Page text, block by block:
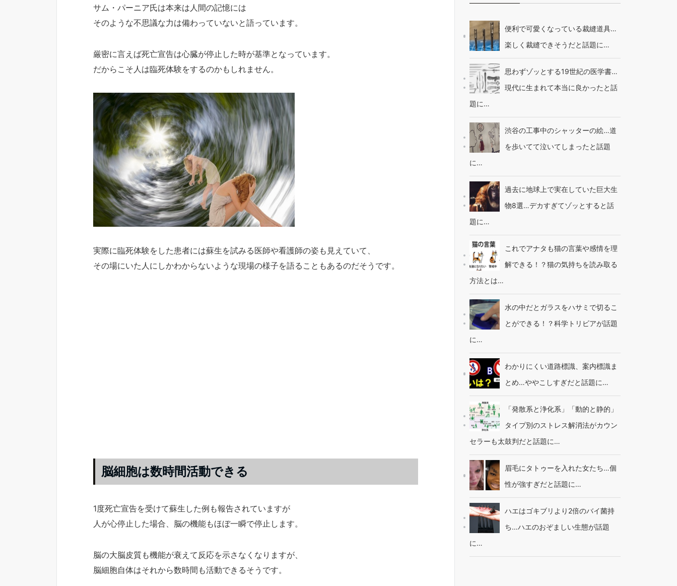
サム・パーニア氏は本来は人間の記憶には
そのような不思議な力は備わっていないと語っています。
厳密に言えば死亡宣告は心臓が停止した時が基準となっています。
だからこそ人は臨死体験をするのかもしれません。
実際に臨死体験をした患者には蘇生を試みる医師や看護師の姿も見えていて、
その場にいた人にしかわからないような現場の様子を語ることもあるのだそうです。
脳細胞は数時間活動できる
1度死亡宣告を受けて蘇生した例も報告されていますが
人が心停止した場合、脳の機能もほぼ一瞬で停止します。
脳の大脳皮質も機能が衰えて反応を示さなくなりますが、
脳細胞自体はそれから数時間も活動できるそうです。
便利で可愛くなっている裁縫道具…
楽しく裁縫できそうだと話題に…
思わずゾッとする19世紀の医学書…
現代に生まれて本当に良かったと話
題に…
渋谷の工事中のシャッターの絵…道
を歩いてて泣いてしまったと話題
に…
過去に地球上で実在していた巨大生
物8選…デカすぎてゾッとすると話
題に…
これでアナタも猫の言葉や感情を理
解できる！？猫の気持ちを読み取る
方法とは…
水の中だとガラスをハサミで切るこ
とができる！？科学トリビアが話題
に…
わかりにくい道路標識、案内標識ま
とめ…ややこしすぎだと話題に…
「発散系と浄化系」「動的と静的」
タイプ別のストレス解消法がカウン
セラーも太鼓判だと話題に…
眉毛にタトゥーを入れた女たち…個
性が強すぎだと話題に…
ハエはゴキブリより2倍のバイ菌持
ち…ハエのおぞましい生態が話題
に…